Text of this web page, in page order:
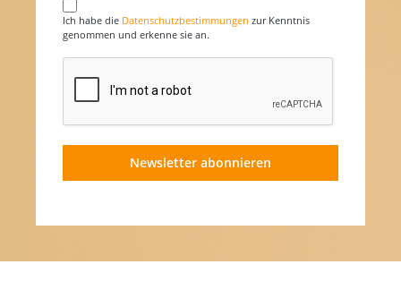
Ich habe die Datenschutzbestimmungen zur Kenntnis
genommen und erkenne sie an.
Newsletter abonnieren